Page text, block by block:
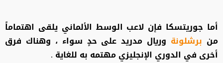
أما جوريتسكا فإن لاعب الوسط الألماني يلقى اهتماماً
من برشلونة وريال مدريد على حدٍ سواء ، وهناك فرق
أخرى في الدوري الإنجليزي مهتمه به للغاية .